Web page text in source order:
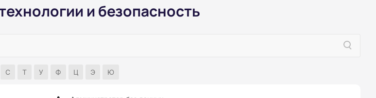
и безопасность
С Т У Ф Ц Э Ю